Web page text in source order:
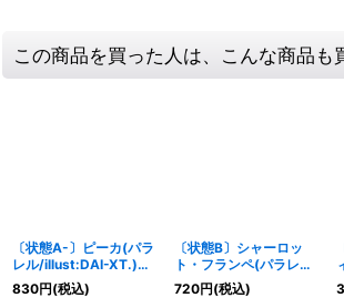
この商品を買った人は、こんな商品も
〔状態A-〕ピーカ(パラ
レル/illust:DAI-XT.)
【SR/P】{OP05-032}
830円(税込)
〔状態B〕シャーロッ
ト・フランペ(パラレ
ル/illust:Norikoi)
【R/P】{EB01-056}
720円(税込)